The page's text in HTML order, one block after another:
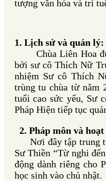
tượng văn hóa và trí
1. Lịch sử và quản lý:
Chùa Liên Hoa
bởi sư cô Thích Nữ
nhiệm Sư cô Thích
trùng tu chùa từ năm
tuổi cao sức yếu, Sư
Pháp Hiện tiếp tục
2. Pháp môn và
Nơi đây tập trung
Sư Thiền “Từ nghi
động dành riêng cho
học sinh vào chủ nhật.